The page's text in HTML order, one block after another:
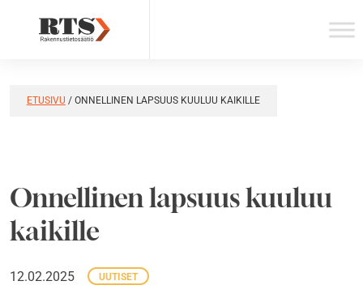
ETUSIVU / ONNELLINEN LAPSUUS KUULUU KAIKILLE
Onnellinen lapsuus kuuluu
kaikille
12.02.2025 UUTISET